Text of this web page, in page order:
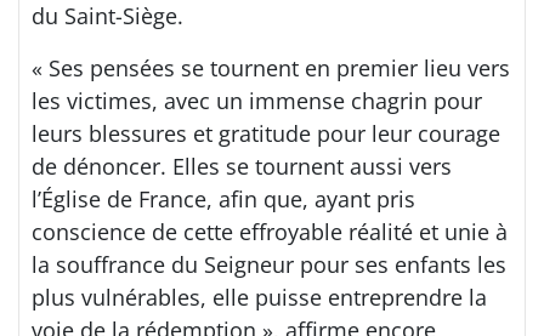
du Saint-Siège.
« Ses pensées se tournent en premier lieu vers
les victimes, avec un immense chagrin pour
leurs blessures et gratitude pour leur courage
de dénoncer. Elles se tournent aussi vers
l’Église de France, afin que, ayant pris
conscience de cette effroyable réalité et unie à
la souffrance du Seigneur pour ses enfants les
plus vulnérables, elle puisse entreprendre la
voie de la rédemption », affirme encore